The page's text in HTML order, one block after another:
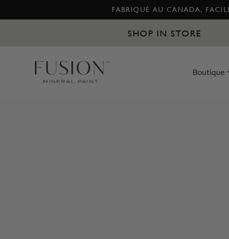
FABRIQUÉ AU CANADA,
SHOP IN STORE
Boutique